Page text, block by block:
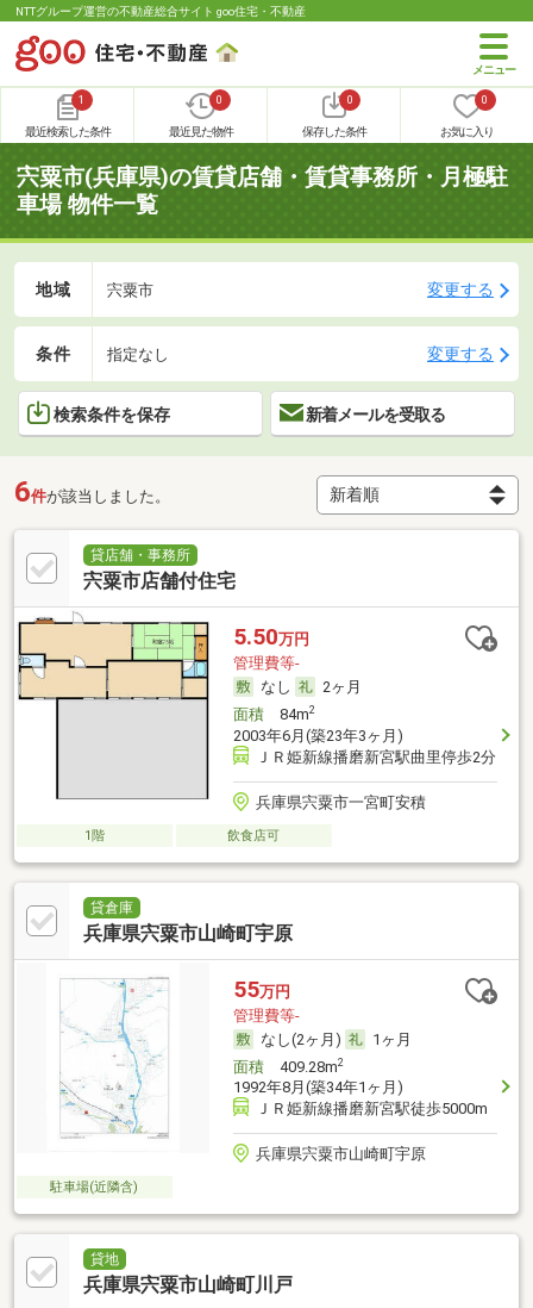
NTTグループ運営の不動産総合サイト goo住宅・不動産
1
最近検索した条件
0
最近見た物件
0
保存した条件
0
お気に入り
宍粟市(兵庫県)の賃貸店舗・賃貸事務所・月極駐
車場 物件一覧
地域 宍粟市 変更する
条件 指定なし 変更する
検索条件を保存 新着メールを受取る
6件が該当しました。
貸店舗・事務所
宍粟市店舗付住宅
5.50万円
管理費等-
なし
2ヶ月
面積84m2
2003年6月(築23年3ヶ月)
ＪＲ姫新線播磨新宮駅曲里停歩2分
兵庫県宍粟市一宮町安積
1階 飲食店可
貸倉庫
兵庫県宍粟市山崎町宇原
55万円
管理費等-
なし(2ヶ月)
1ヶ月
面積409.28m2
1992年8月(築34年1ヶ月)
ＪＲ姫新線播磨新宮駅徒歩5000m
兵庫県宍粟市山崎町宇原
駐車場(近隣含)
貸地
兵庫県宍粟市山崎町川戸